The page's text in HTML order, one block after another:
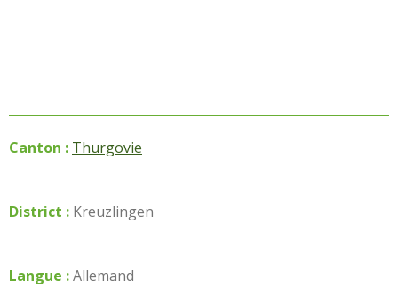
Canton : Thurgovie
District : Kreuzlingen
Langue :Allemand